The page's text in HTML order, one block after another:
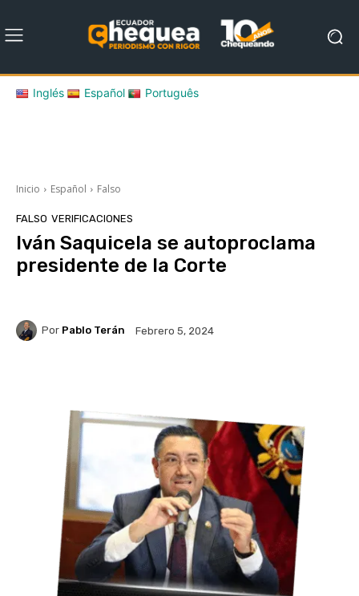
Inglés Español Português
Inicio Español Falso
FALSO VERIFICACIONES
Iván Saquicela se autoproclama
presidente de la Corte
Por Pablo Terán Febrero 5, 2024